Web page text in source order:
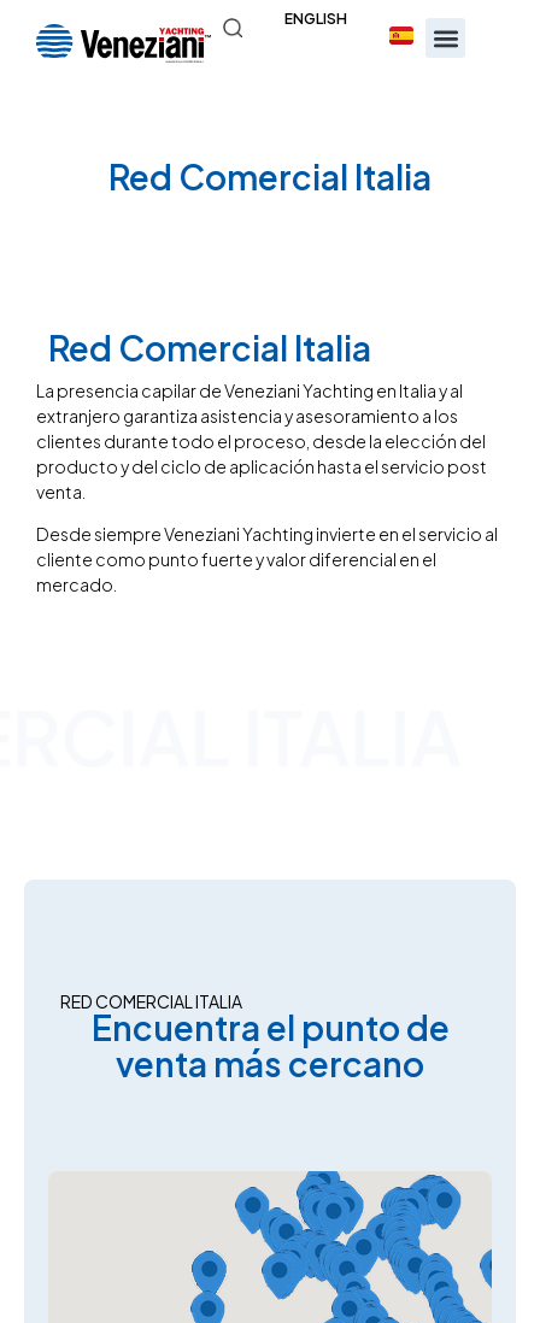
ENGLISH
Red Comercial Italia​
Red Comercial Italia​
La presencia capilar de Veneziani Yachting en Italia y al
extranjero garantiza asistencia y asesoramiento a los
clientes durante todo el proceso, desde la elección del
producto y del ciclo de aplicación hasta el servicio post
venta.
Desde siempre Veneziani Yachting invierte en el servicio al
cliente como punto fuerte y valor diferencial en el
mercado.
RED COMERCIAL ITALIA​
Encuentra el punto de
venta más cercano